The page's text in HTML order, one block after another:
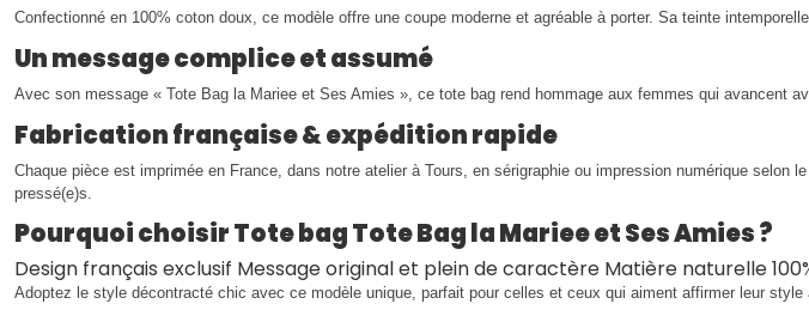
Confectionné en 100% coton doux, ce modèle offre une coupe moderne et agréable à porter. Sa teinte
Un message complice et assumé
Avec son message « Tote Bag la Mariee et Ses Amies », ce tote bag rend hommage aux femmes qui avancent
Fabrication française & expédition rapide
Chaque pièce est imprimée en France, dans notre atelier à Tours, en sérigraphie ou impression numérique
pressé(e)s.
Pourquoi choisir Tote bag Tote Bag la Mariee et Ses Amies ?
Design français exclusif Message original et plein de caractère Matière naturelle
Adoptez le style décontracté chic avec ce modèle unique, parfait pour celles et ceux qui aiment affirmer leur style